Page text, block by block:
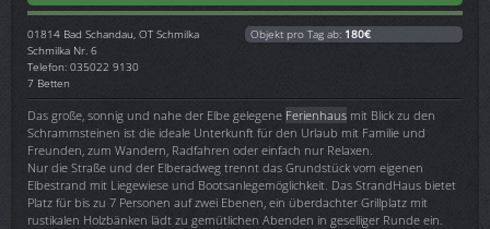
01814 Bad Schandau, OT Schmilka
Schmilka Nr. 6
Telefon: 035022 9130
7 Betten
Objekt pro Tag ab: 180€
Das große, sonnig und nahe der Elbe gelegene Ferienhaus mit Blick zu den
Schrammsteinen ist die ideale Unterkunft für den Urlaub mit Familie und
Freunden, zum Wandern, Radfahren oder einfach nur Relaxen.
Nur die Straße und der Elberadweg trennt das Grundstück vom eigenen
Elbestrand mit Liegewiese und Bootsanlegemöglichkeit. Das StrandHaus bietet
Platz für bis zu 7 Personen auf zwei Ebenen, ein überdachter Grillplatz mit
rustikalen Holzbänken lädt zu gemütlichen Abenden in geselliger Runde ein.